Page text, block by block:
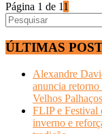
Página 1 de 11
ÚLTIMAS
Alexandre
anuncia retorno
Velhos Palhaços
FLIP e Festival
inverno e